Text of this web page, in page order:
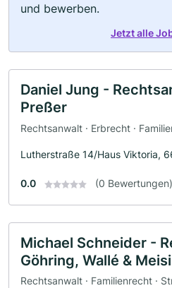
und bewerben.
Jetzt alle
Daniel Jung -
Preßer
Rechtsanwalt · Erbrecht ·
Lutherstraße 14/Haus Viktoria,
0.0 (0 Bewertungen)
Michael Schneider -
Göhring, Wallé &
Rechtsanwalt · Familienrecht ·